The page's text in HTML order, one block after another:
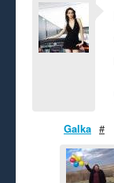
Galka #